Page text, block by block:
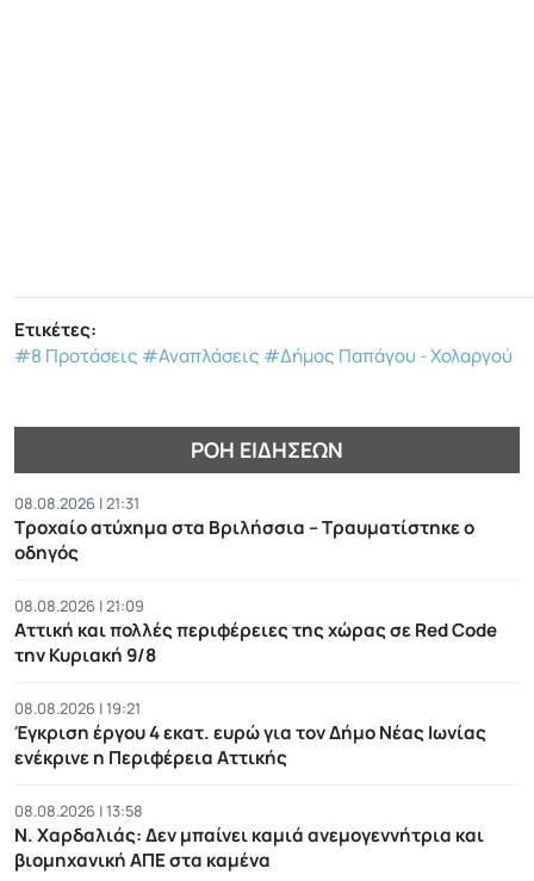
Ετικέτες:
#8 Προτάσεις #Αναπλάσεις #Δήμος Παπάγου - Χολαργού
ΡΟΉ ΕΙΔΉΣΕΩΝ
08.08.2026 | 21:31
Τροχαίο ατύχημα στα Βριλήσσια – Τραυματίστηκε ο
οδηγός
08.08.2026 | 21:09
Αττική και πολλές περιφέρειες της χώρας σε Red Code
την Κυριακή 9/8
08.08.2026 | 19:21
Έγκριση έργου 4 εκατ. ευρώ για τον Δήμο Νέας Ιωνίας
ενέκρινε η Περιφέρεια Αττικής
08.08.2026 | 13:58
Ν. Χαρδαλιάς: Δεν μπαίνει καμιά ανεμογεννήτρια και
βιομηχανική ΑΠΕ στα καμένα